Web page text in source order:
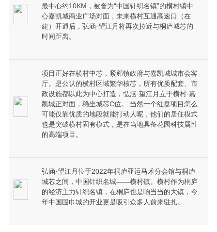
最中心约10KM，被誉为“中国针织名镇”的横村镇中
心嘉凯城商业广场对面，未来横村互通高速口（在
建）开通后，弘涵·望江月将再次拉近与桐庐城芯的
时间距离。
项目正好在横村中芯，紧邻镇政府与嘉凯城城市会客
厅。是公认的横村区域繁华核芯，所有优质配套、市
政设施都以此为中心打造，弘涵·望江月立于横村·嘉
凯城正对面，稳坐城芯C位。 当然一个红盘项目怎么
可能仅靠优质的地段就能打动人呢，他们的居住模式
也是突破横村固有模式，是在当地具备花园科技属性
的高端项目。
弘涵·望江月位于2022年桐庐亚运马术分会馆与桐庐
城芯之间，中国针织名城——横村镇。横村作为桐庐
的经济主力针织名镇，在桐庐也是响当当的大镇，今
年中国围巾城的开业更是吸引众多人前来驻扎。